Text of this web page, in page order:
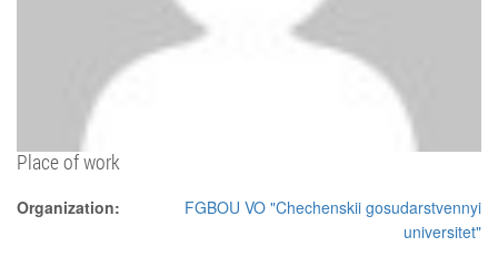
Place of work
Organization:
FGBOU VO "Chechenskii gosudarstvennyi
universitet"